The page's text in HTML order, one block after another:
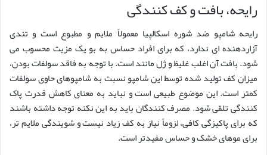
رایحه، بافت و کف کنندگی
رایحه شامپو ضد شوره اسکالپیا معمولاً ملایم و مطبوع است و تندی
آزاردهنده ای ندارد، که برای افراد حساس به بو یک مزیت محسوب می
شود. بافت آن اغلب غلیظ و ژل مانند است. با توجه به فاقد سولفات بودن،
میزان کف تولید شده توسط این شامپو نسبت به شامپوهای حاوی سولفات
کمتر است. این موضوع طبیعی است و نباید به معنای کاهش قدرت پاک
کنندگی تلقی شود. مصرف کنندگان باید به این نکته توجه داشته باشند
که برای پاکیزگی کافی، لزوماً نیاز به کف زیاد نیست و شویندگی ملایم تر،
برای موهای خشک و حساس مفیدتر است.